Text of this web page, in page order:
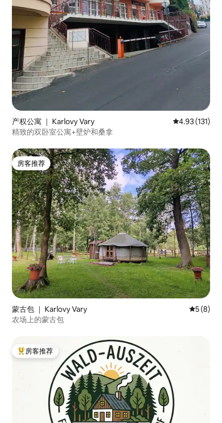
产权公寓 ｜ Karlovy Vary 平均评分 4.93
4.93 (131)
精致的双卧室公寓+壁炉和桑拿
房客推荐
房客推荐
蒙古包 ｜ Karlovy Vary 平均评分
5 (8)
农场上的蒙古包
热门「房客推荐」
房客推荐